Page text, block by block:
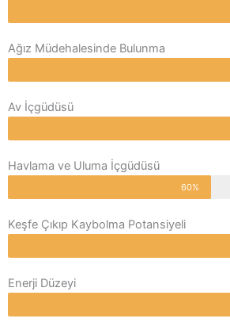
Ağız Müdehalesinde Bulunma
Av İçgüdüsü
Havlama ve Uluma İçgüdüsü
60%
Keşfe Çıkıp Kaybolma Potansiyeli
Enerji Düzeyi